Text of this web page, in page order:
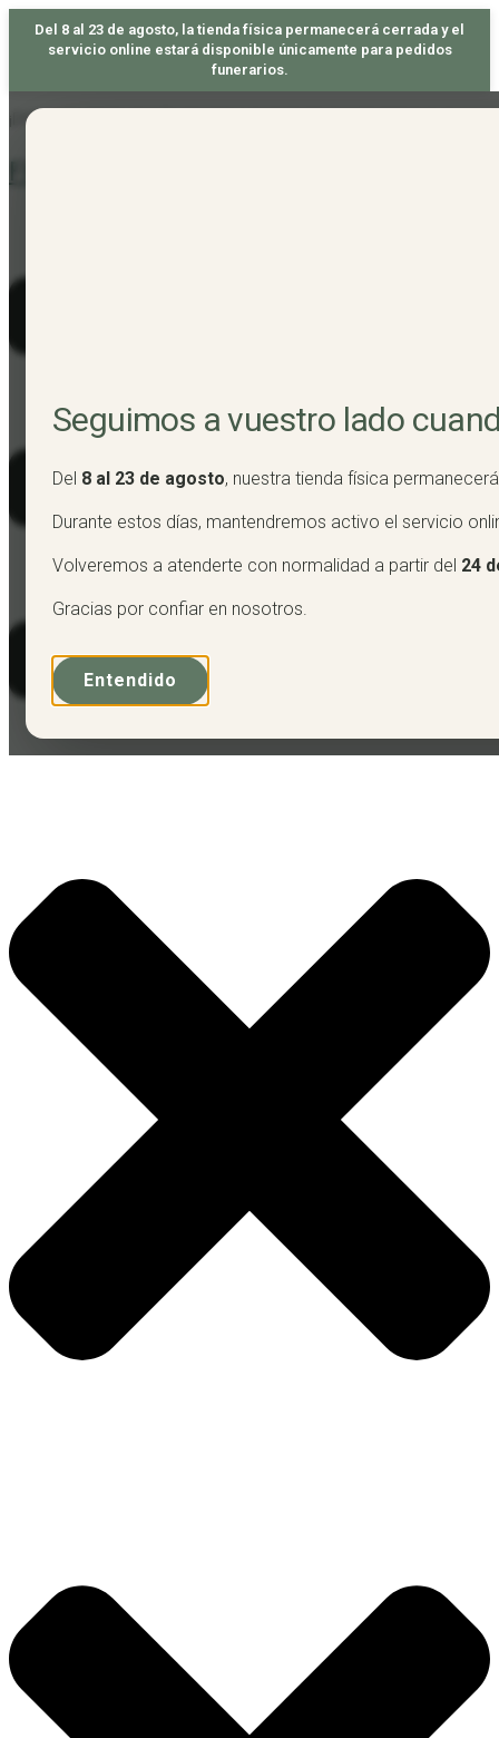
Del 8 al 23 de agosto, la tienda física permanecerá cerrada y el
servicio online estará disponible únicamente para pedidos
funerarios.
Seguimos a vuestro lado
Del 8 al 23 de agosto, nuestra tienda física
Durante estos días, mantendremos activo el servicio
Volveremos a atenderte con normalidad a partir del 24
Gracias por confiar en nosotros.
Entendido
Skip
¡DISFRUTA DE TU ENVÍO GRATIS A PARTIR DE 50€ DE PEDIDO! 🐝